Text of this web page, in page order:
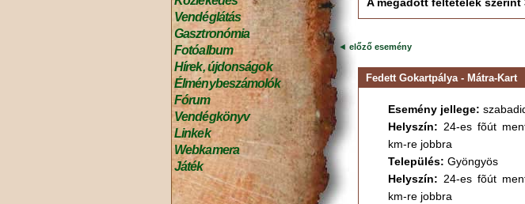
Vendéglátás
Gasztronómia
Fotóalbum
Hírek, újdonságok
Élménybeszámolók
Fórum
Vendégkönyv
Linkek
Webkamera
Játék
◄ előző esemény
Fedett Gokartpálya - Mátra-Kart
Esemény jellege:
Helyszín: 24-es fõút
km-re jobbra
Település: Gyöngyös
Helyszín: 24-es fõút
km-re jobbra